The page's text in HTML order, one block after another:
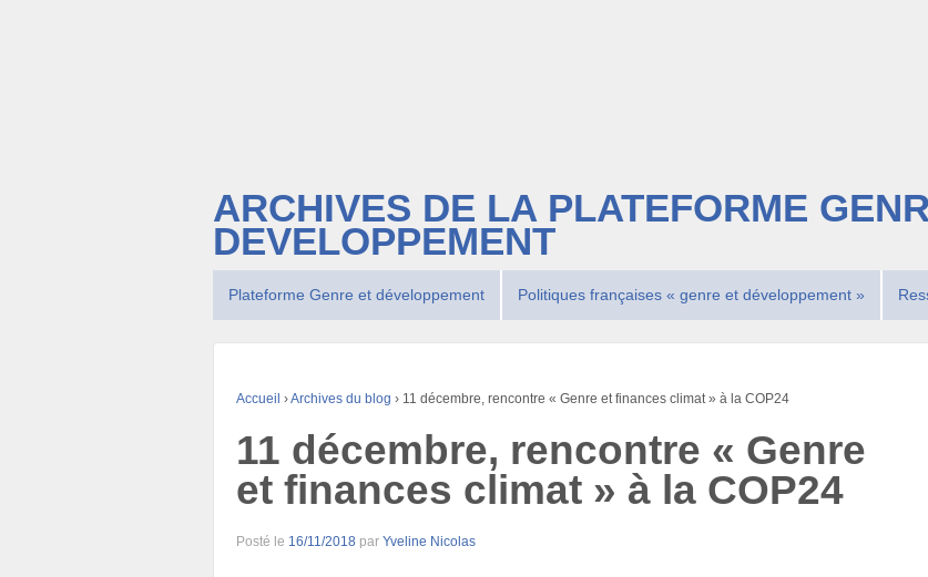
ARCHIVES DE LA PLATEFORME
DEVELOPPEMENT
Plateforme Genre et développement Politiques françaises « genre et développement »
Accueil ›Archives du blog › 11 décembre, rencontre « Genre et finances climat » à la COP24
11 décembre, rencontre « Genre
et finances climat » à la COP24
Posté le 16/11/2018 par Yveline Nicolas